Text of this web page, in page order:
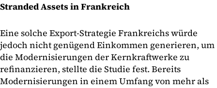
Stranded Assets in Frankreich
Eine solche Export-Strategie Frankreichs würde
jedoch nicht genügend Einkommen generieren, um
die Modernisierungen der Kernkraftwerke zu
refinanzieren, stellte die Studie fest. Bereits
Modernisierungen in einem Umfang von mehr als